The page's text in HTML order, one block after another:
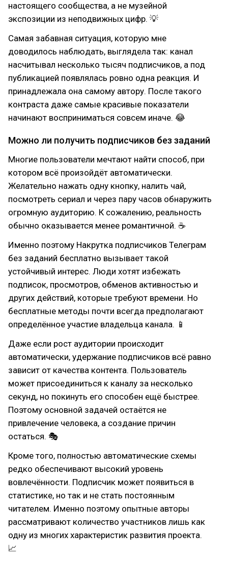
настоящего сообщества, а не музейной
экспозиции из неподвижных цифр. 💡
Самая забавная ситуация, которую мне
доводилось наблюдать, выглядела так: канал
насчитывал несколько тысяч подписчиков, а под
публикацией появлялась ровно одна реакция. И
принадлежала она самому автору. После такого
контраста даже самые красивые показатели
начинают восприниматься совсем иначе. 😂
Можно ли получить подписчиков без заданий
Многие пользователи мечтают найти способ, при
котором всё произойдёт автоматически.
Желательно нажать одну кнопку, налить чай,
посмотреть сериал и через пару часов обнаружить
огромную аудиторию. К сожалению, реальность
обычно оказывается менее романтичной. ☕
Именно поэтому Накрутка подписчиков Телеграм
без заданий бесплатно вызывает такой
устойчивый интерес. Люди хотят избежать
подписок, просмотров, обменов активностью и
других действий, которые требуют времени. Но
бесплатные методы почти всегда предполагают
определённое участие владельца канала. 📱
Даже если рост аудитории происходит
автоматически, удержание подписчиков всё равно
зависит от качества контента. Пользователь
может присоединиться к каналу за несколько
секунд, но покинуть его способен ещё быстрее.
Поэтому основной задачей остаётся не
привлечение человека, а создание причин
остаться. 🎭
Кроме того, полностью автоматические схемы
редко обеспечивают высокий уровень
вовлечённости. Подписчик может появиться в
статистике, но так и не стать постоянным
читателем. Именно поэтому опытные авторы
рассматривают количество участников лишь как
одну из многих характеристик развития проекта.
📈